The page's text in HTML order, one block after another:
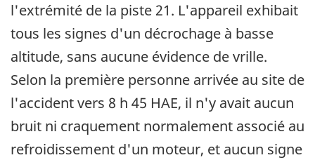
l'extrémité de la piste 21. L'appareil exhibait
tous les signes d'un décrochage à basse
altitude, sans aucune évidence de vrille.
Selon la première personne arrivée au site de
l'accident vers 8 h 45 HAE, il n'y avait aucun
bruit ni craquement normalement associé au
refroidissement d'un moteur, et aucun signe